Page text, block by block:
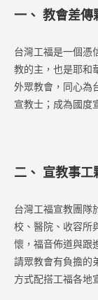
一、 教會差傳
台灣工福是一個憑
教的主，也是耶和
外眾教會，同心為
宣教士；成為國度
二、 宣教事工
台灣工福宣教團隊
校、醫院、收容所
懷，福音佈道與跟
請眾教會有負擔的
方式配搭工福各地